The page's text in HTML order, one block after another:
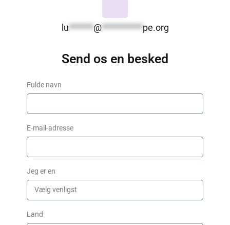
lu******@**********pe.org
Send os en besked
Fulde navn
E-mail-adresse
Jeg er en
Land